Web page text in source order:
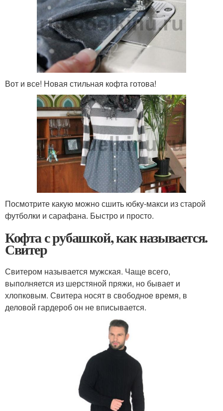
Вот и все! Новая стильная кофта готова!
Посмотрите какую можно сшить юбку-макси из старой
футболки и сарафана. Быстро и просто.
Кофта с рубашкой, как называется.
Свитер
Свитером называется мужская. Чаще всего,
выполняется из шерстяной пряжи, но бывает и
хлопковым. Свитера носят в свободное время, в
деловой гардероб он не вписывается.